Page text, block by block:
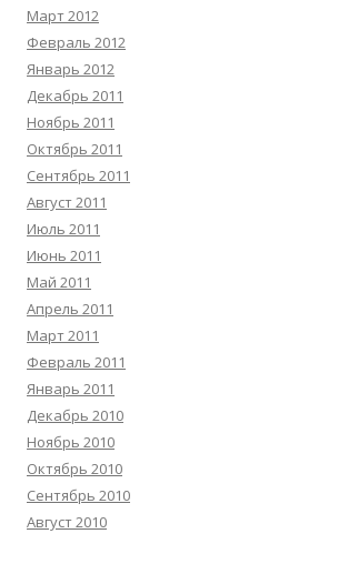
Март 2012
Февраль 2012
Январь 2012
Декабрь 2011
Ноябрь 2011
Октябрь 2011
Сентябрь 2011
Август 2011
Июль 2011
Июнь 2011
Май 2011
Апрель 2011
Март 2011
Февраль 2011
Январь 2011
Декабрь 2010
Ноябрь 2010
Октябрь 2010
Сентябрь 2010
Август 2010